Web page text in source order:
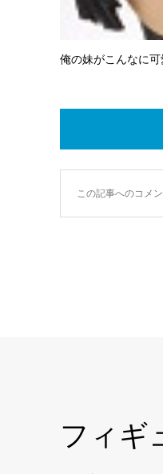
俺の妹がこんなに
この記事へのコメ
フィギ